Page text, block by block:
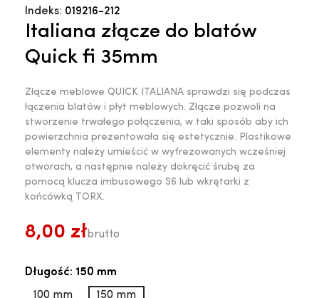
Indeks: 019216-212
Italiana złącze do blatów
Quick fi 35mm
Złącze meblowe QUICK ITALIANA sprawdzi się podczas
łączenia blatów i płyt meblowych. Złącze pozwoli na
stworzenie trwałego połączenia, w taki sposób aby ich
powierzchnia prezentowała się estetycznie. Plastikowe
elementy należy umieścić w wyfrezowanych wcześniej
otworach, a następnie należy dokręcić śrubę za
pomocą klucza imbusowego S6 lub wkrętarki z
końcówką TORX.
8,00 złbrutto
Długość: 150 mm
100 mm
150 mm